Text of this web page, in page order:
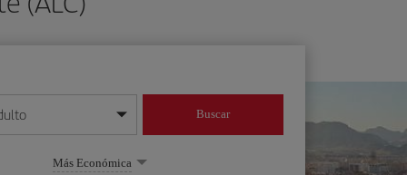
mes/año
Buscar
Más Económica